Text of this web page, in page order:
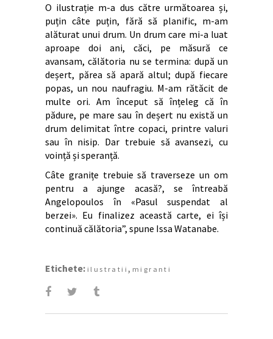
O ilustrație m-a dus către următoarea și,
puțin câte puțin, fără să planific, m-am
alăturat unui drum. Un drum care mi-a luat
aproape doi ani, căci, pe măsură ce
avansam, călătoria nu se termina: după un
deșert, părea să apară altul; după fiecare
popas, un nou naufragiu. M-am rătăcit de
multe ori. Am început să înțeleg că în
pădure, pe mare sau în deșert nu există un
drum delimitat între copaci, printre valuri
sau în nisip. Dar trebuie să avansezi, cu
voință și speranță.
Câte granițe trebuie să traverseze un om
pentru a ajunge acasă?, se întreabă
Angelopoulos în «Pasul suspendat al
berzei». Eu finalizez această carte, ei își
continuă călătoria”, spune Issa Watanabe.
Etichete: ilustratii , migranti